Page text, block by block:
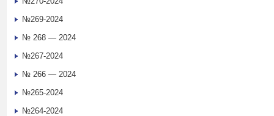
№269-2024
№ 268 — 2024
№267-2024
№ 266 — 2024
№265-2024
№264-2024